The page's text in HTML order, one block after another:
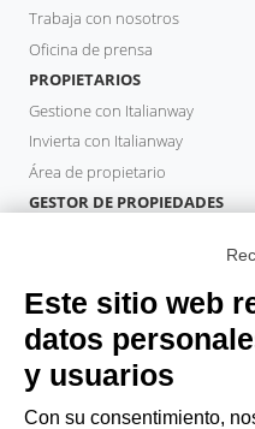
Trabaja con nosotros
Oficina de prensa
PROPIETARIOS
Gestione con Italianway
Invierta con Italianway
Área de propietario
GESTOR DE PROPIEDADES
HUÉSPEDES
Reserve una estancia
Estancias largas
Experiencias para los Huéspedes
Descuentos para husespedes
Este sitio web
datos
y usuarios
Con su consentimiento,